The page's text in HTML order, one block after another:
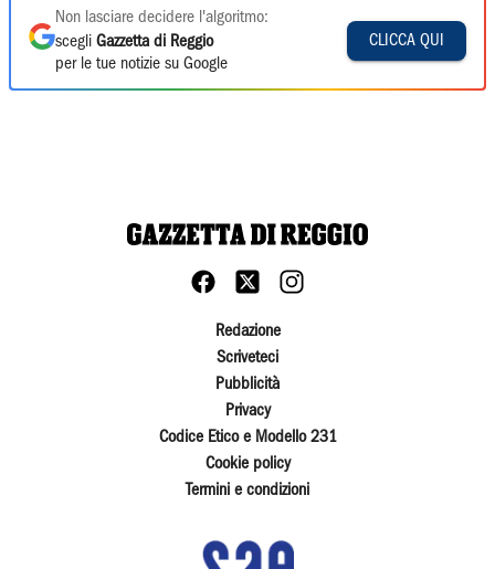
Non lasciare decidere l'algoritmo:
scegli Gazzetta di Reggio
per le tue notizie su Google
CLICCA QUI
Redazione
Scriveteci
Pubblicità
Privacy
Codice Etico e Modello 231
Cookie policy
Termini e condizioni